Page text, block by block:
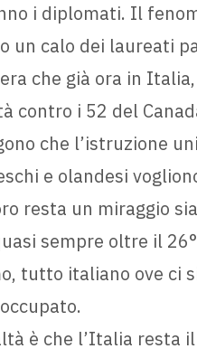
i diplomati. Il
un calo dei laureati
che già ora in
contro i 52 del
che l’istruzione
e olandesi
resta un miraggio
sempre oltre il
tutto italiano ove ci
è che l’Italia